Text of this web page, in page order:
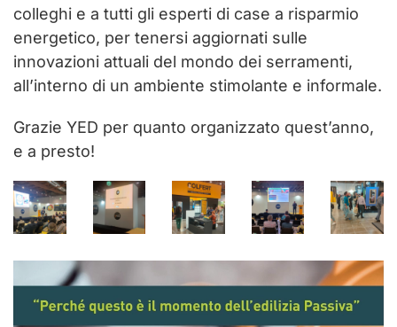
colleghi e a tutti gli esperti di case a risparmio
energetico, per tenersi aggiornati sulle
innovazioni attuali del mondo dei serramenti,
all’interno di un ambiente stimolante e informale.
Grazie YED per quanto organizzato quest’anno,
e a presto!